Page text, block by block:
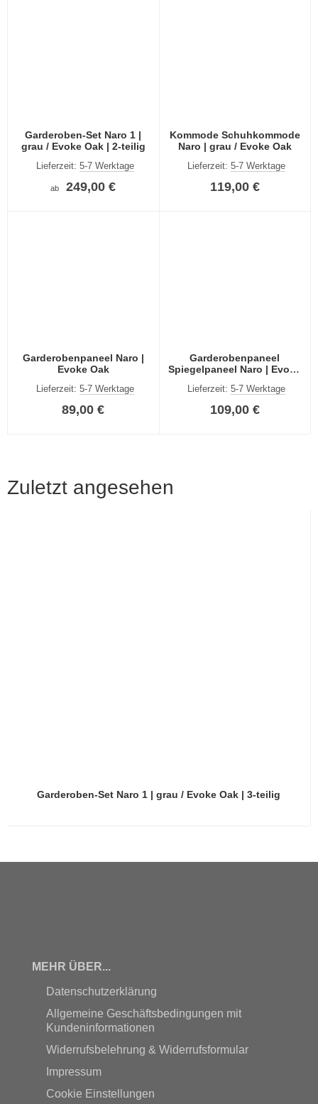
Garderoben-Set Naro 1 |
grau / Evoke Oak | 2-teilig
Lieferzeit: 5-7 Werktage
ab 249,00 €
Kommode Schuhkommode
Naro | grau / Evoke Oak
Lieferzeit:5-7 Werktage
119,00 €
Garderobenpaneel Naro |
Evoke Oak
Lieferzeit: 5-7 Werktage
89,00 €
Garderobenpaneel
Spiegelpaneel Naro | Evoke
Lieferzeit:5-7 Werktage
109,00 €
Zuletzt angesehen
Garderoben-Set Naro 1 | grau / Evoke Oak | 3-teilig
MEHR ÜBER...
Datenschutzerklärung
Allgemeine Geschäftsbedingungen mit
Kundeninformationen
Widerrufsbelehrung & Widerrufsformular
Impressum
Cookie Einstellungen